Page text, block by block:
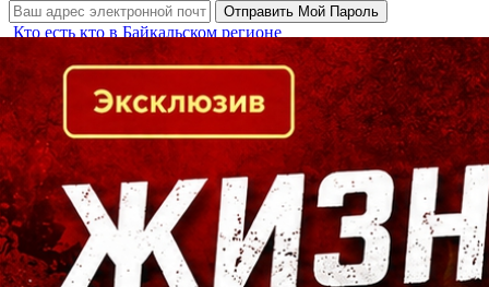
Кто есть кто в Байкальском регионе